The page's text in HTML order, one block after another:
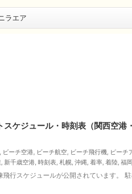
ラエア
ケジュール・時刻表（関西空
, ビーチ空港, ビーチ航空, ビーチ飛行機, ピーチ
, 新千歳空港, 時刻表, 札幌, 沖縄, 着率, 着陸, 福
行スケジュールが公開されています。